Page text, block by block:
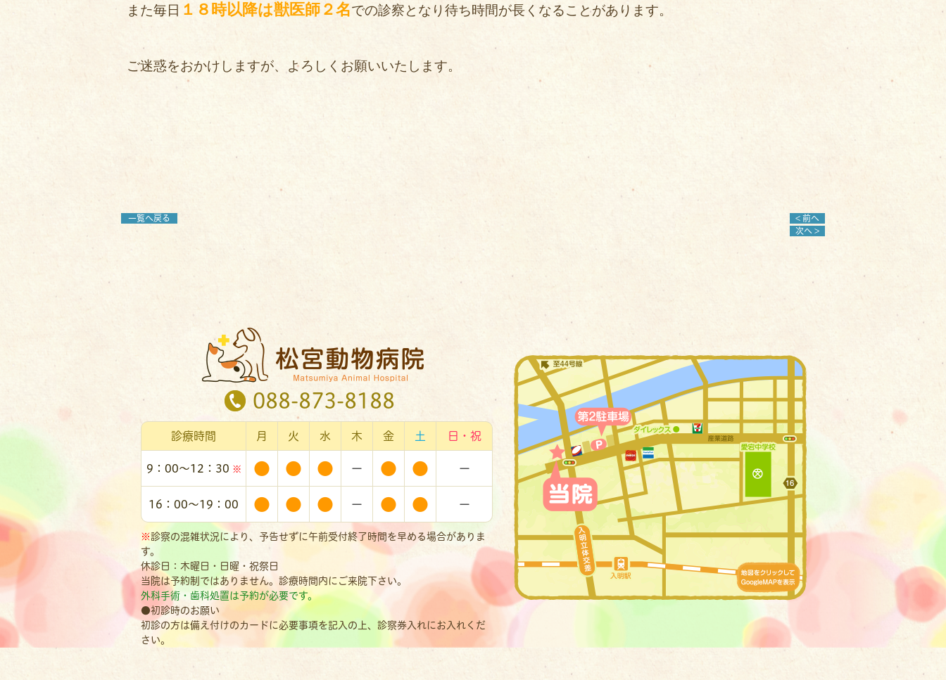
また毎日 １８時以降は獣医師２名での診察となり待ち時間が長くなることがあります。
ご迷惑をおかけしますが、よろしくお願いいたします。
一覧へ戻る
< 前へ
次へ >
088-873-8188
診療時間 月 火 水 木 金 土 日・祝
9：00～12：30 ※ ● ● ● － ● ● －
16：00～19：00 ● ● ● － ● ● －
※診察の混雑状況により、予告せずに午前受付終了時間を早める場合がありま
す。
休診日：木曜日・日曜・祝祭日
当院は予約制ではありません。診療時間内にご来院下さい。
外科手術・歯科処置は予約が必要です。
●初診時のお願い
初診の方は備え付けのカードに必要事項を記入の上、診察券入れにお入れくだ
さい。